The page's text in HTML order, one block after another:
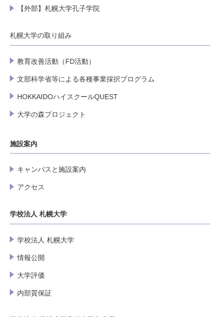
【外部】札幌大学孔子学院
札幌大学の取り組み
教育改善活動（FD活動）
文部科学省等による各種事業採択プログラム
HOKKAIDOハイスクールQUEST
大学の森プロジェクト
施設案内
キャンパスと施設案内
アクセス
学校法人 札幌大学
学校法人 札幌大学
情報公開
大学評価
内部質保証